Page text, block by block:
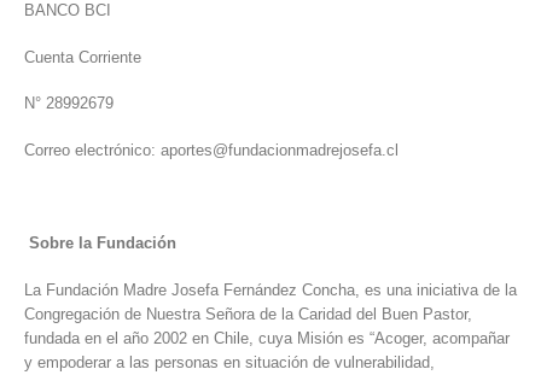
BANCO BCI
Cuenta Corriente
N° 28992679
Correo electrónico: aportes@fundacionmadrejosefa.cl
Sobre la Fundación
La Fundación Madre Josefa Fernández Concha, es una iniciativa de la
Congregación de Nuestra Señora de la Caridad del Buen Pastor,
fundada en el año 2002 en Chile, cuya Misión es “Acoger, acompañar
y empoderar a las personas en situación de vulnerabilidad,